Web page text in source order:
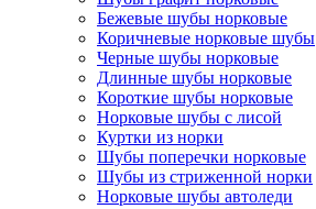
Бежевые шубы норковые
Коричневые норковые шубы
Черные шубы норковые
Длинные шубы норковые
Короткие шубы норковые
Норковые шубы с лисой
Куртки из норки
Шубы поперечки норковые
Шубы из стриженной норки
Норковые шубы автоледи